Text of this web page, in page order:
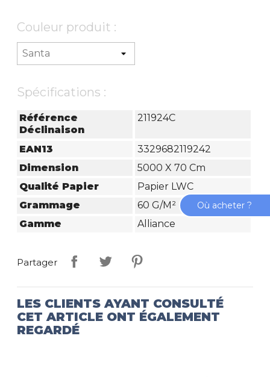
Couleur produit :
Spécifications :
Référence
Déclinaison
211924C
EAN13
3329682119242
Dimension
5000 X 70 Cm
Qualité Papier
Papier LWC
Grammage
60 G/m²
Gamme
Alliance
Partager
LES CLIENTS AYANT CONSULTÉ
CET ARTICLE ONT ÉGALEMENT
REGARDÉ
Où acheter ?